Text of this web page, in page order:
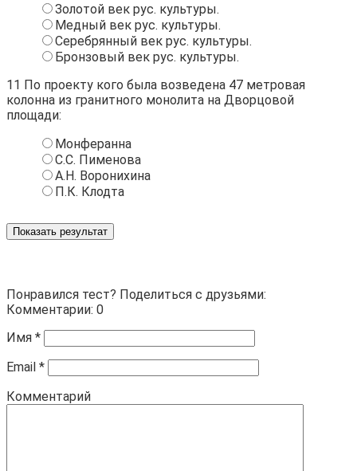
Золотой век рус. культуры.
Медный век рус. культуры.
Серебрянный век рус. культуры.
Бронзовый век рус. культуры.
11 По проекту кого была возведена 47 метровая
колонна из гранитного монолита на Дворцовой
площади:
Монферанна
С.С. Пименова
А.Н. Воронихина
П.К. Клодта
Показать результат
Понравился тест? Поделиться с друзьями:
Комментарии: 0
Имя *
Email *
Комментарий